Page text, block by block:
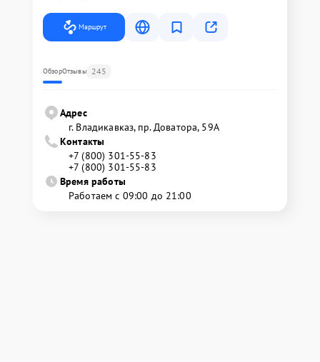
Маршрут
ОбзорОтзывы 245
Адрес
г. Владикавказ, пр. Доватора, 59А
Контакты
+7 (800) 301-55-83
+7 (800) 301-55-83
Время работы
Работаем с 09:00 до 21:00